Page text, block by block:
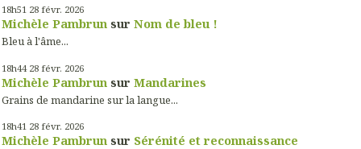
18h51 28 févr. 2026
Michèle Pambrun sur Nom de bleu !
Bleu à l'âme...
18h44 28 févr. 2026
Michèle Pambrun sur Mandarines
Grains de mandarine sur la langue...
18h41 28 févr. 2026
Michèle Pambrun sur Sérénité et reconnaissance